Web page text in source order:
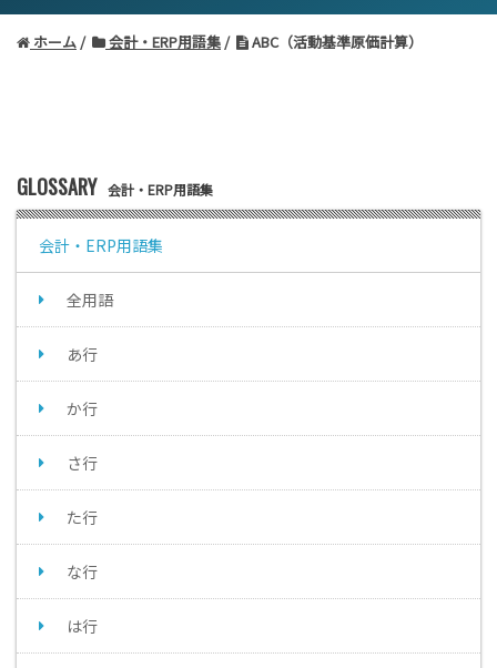
ホーム 会計・ERP用語集 ABC（活動基準原価計算）
GLOSSARY 会計・ERP用語集
会計・ERP用語集
全用語
あ行
か行
さ行
た行
な行
は行